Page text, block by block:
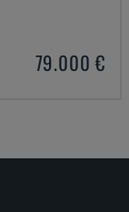
79.000 €